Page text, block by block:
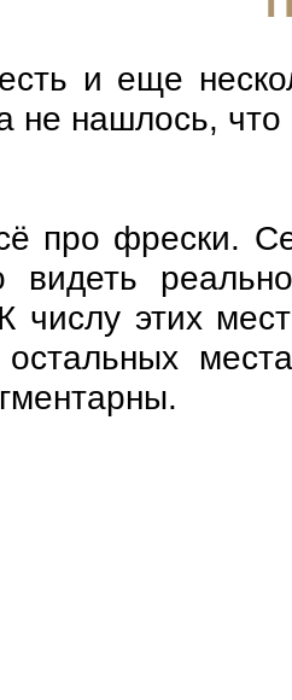
и еще
не нашлось,
про фрески.
видеть
числу этих